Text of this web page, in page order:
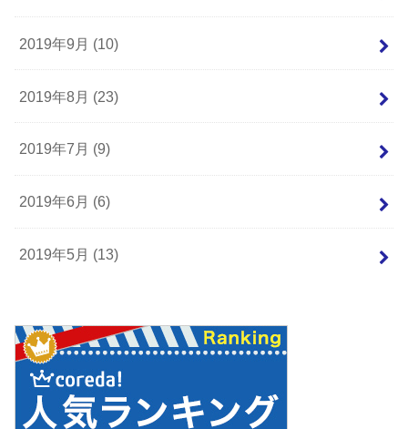
2019年9月 (10)
2019年8月 (23)
2019年7月 (9)
2019年6月 (6)
2019年5月 (13)